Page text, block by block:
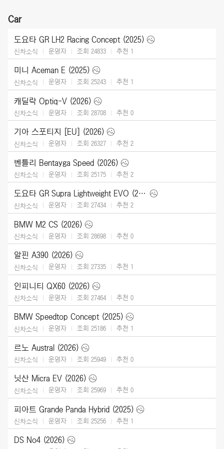
Car
도요타 GR LH2 Racing Concept (2025)
신차소식 운영자 조회 24833 추천 1
미니 Aceman E (2025)
신차소식 운영자 조회 25243 추천 1
캐딜락 Optiq-V (2026)
신차소식 운영자 조회 28708 추천 0
기아 스포티지 [EU] (2026)
신차소식 운영자 조회 26327 추천 2
벤틀리 Bentayga Speed (2026)
신차소식 운영자 조회 25175 추천 2
도요타 GR Supra Lightweight EVO (2026)
신차소식 운영자 조회 27434 추천 2
BMW M2 CS (2026)
신차소식 운영자 조회 28698 추천 0
알핀 A390 (2026)
신차소식 운영자 조회 27335 추천 1
인피니티 QX60 (2026)
신차소식 운영자 조회 27464 추천 0
BMW Speedtop Concept (2025)
신차소식 운영자 조회 25186 추천 1
르노 Austral (2026)
신차소식 운영자 조회 25949 추천 0
닛산 Micra EV (2026)
신차소식 운영자 조회 25969 추천 0
피아트 Grande Panda Hybrid (2025)
신차소식 운영자 조회 25256 추천 1
DS No4 (2026)